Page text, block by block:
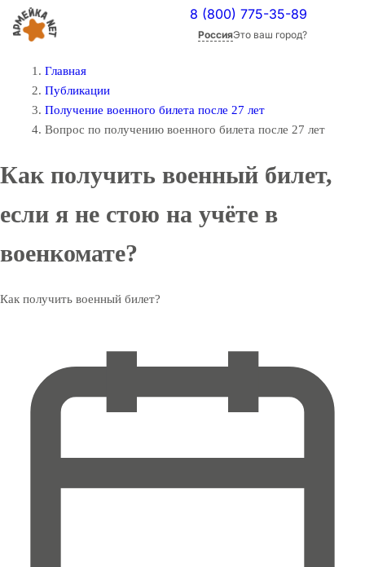
8 (800) 775-35-89
РоссияЭто ваш город?
Главная
Публикации
Получение военного билета после 27 лет
Вопрос по получению военного билета после 27 лет
Как получить военный билет,
если я не стою на учёте в
военкомате?
Как получить военный билет?